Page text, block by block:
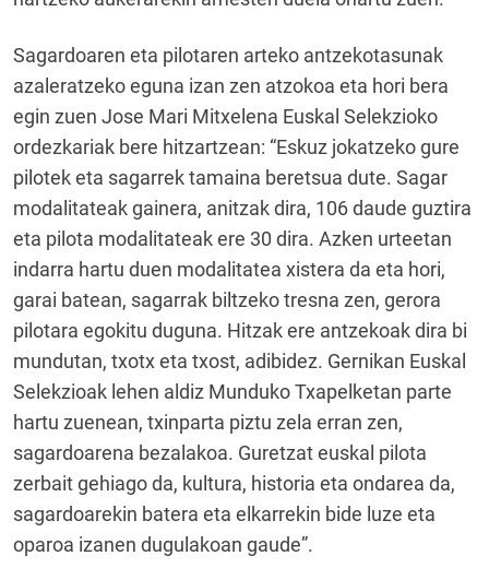
Sagardoaren eta pilotaren arteko antzekotasunak
azaleratzeko eguna izan zen atzokoa eta hori bera
egin zuen Jose Mari Mitxelena Euskal Selekzioko
ordezkariak bere hitzartzean: “Eskuz jokatzeko gure
pilotek eta sagarrek tamaina beretsua dute. Sagar
modalitateak gainera, anitzak dira, 106 daude guztira
eta pilota modalitateak ere 30 dira. Azken urteetan
indarra hartu duen modalitatea xistera da eta hori,
garai batean, sagarrak biltzeko tresna zen, gerora
pilotara egokitu duguna. Hitzak ere antzekoak dira bi
mundutan, txotx eta txost, adibidez. Gernikan Euskal
Selekzioak lehen aldiz Munduko Txapelketan parte
hartu zuenean, txinparta piztu zela erran zen,
sagardoarena bezalakoa. Guretzat euskal pilota
zerbait gehiago da, kultura, historia eta ondarea da,
sagardoarekin batera eta elkarrekin bide luze eta
oparoa izanen dugulakoan gaude”.